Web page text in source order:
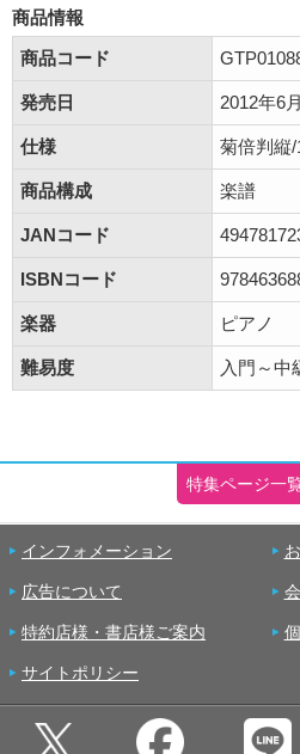
商品情報
商品コード
発売日 2012年6
仕様 菊倍判縦
商品構成 楽譜
JANコード
ISBNコード
楽器 ピアノ
難易度 入門～中
特集ページ一
インフォメーション
広告について
特約店様・書店様ご案内
サイトポリシー